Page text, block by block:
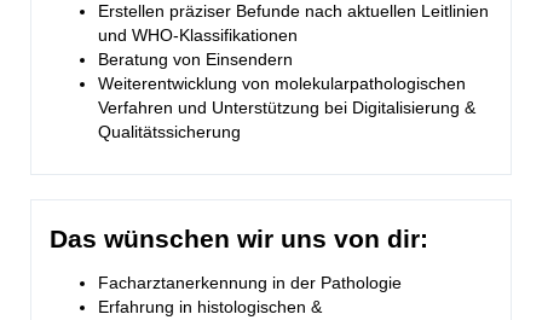
Erstellen präziser Befunde nach aktuellen Leitlinien
und WHO-Klassifikationen
Beratung von Einsendern
Weiterentwicklung von molekularpathologischen
Verfahren und Unterstützung bei Digitalisierung &
Qualitätssicherung
Das wünschen wir uns von dir:
Facharztanerkennung in der Pathologie
Erfahrung in histologischen &